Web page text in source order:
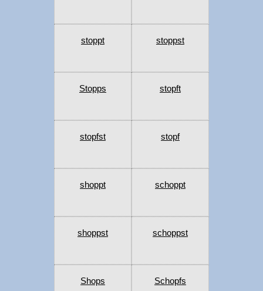
stoppt stoppst
Stopps stopft
stopfst stopf
shoppt schoppt
shoppst schoppst
Shops Schopfs